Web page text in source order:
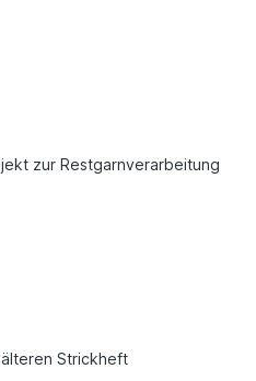
zur Restgarnverarbeitung
Strickheft